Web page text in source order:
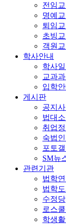
전임
명예
퇴임
초빙
객원
학사안내
학사
교과
입학안
게시판
공지
법대
취업정
숙법
포토갤
SM뉴
관련기관
법학
법학
수정당
로스
학생